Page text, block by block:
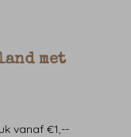
met
vanaf €1,--